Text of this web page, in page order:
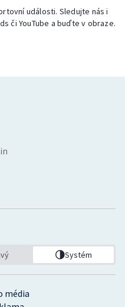
události. Sledujte nás i
či YouTube a buďte v obraze.
média
Systém